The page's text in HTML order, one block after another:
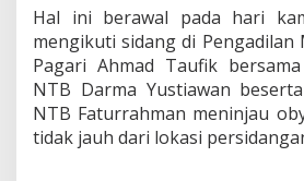
Hal ini berawal pada hari
mengikuti sidang di Pengadilan
Pagari Ahmad Taufik
NTB Darma Yustiawan
NTB Faturrahman meninjau
tidak jauh dari lokasi